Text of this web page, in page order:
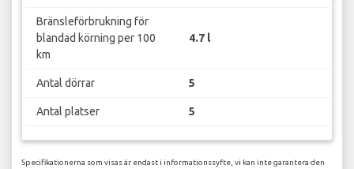
Bränsleförbrukning för
blandad körning per 100
km
4.7 l
Antal dörrar 5
Antal platser 5
Specifikationerna som visas är endast i informationssyfte, vi kan inte garantera den